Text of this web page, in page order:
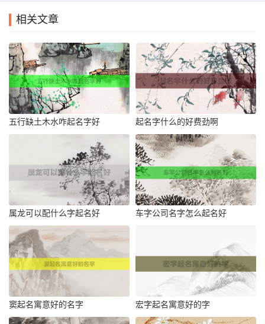
相关文章
五行缺土木水咋起名字好 起名字什么的好费劲啊
属龙可以配什么字起名好 车字公司名字怎么起名好
窦起名寓意好的名字 宏字起名寓意好的字